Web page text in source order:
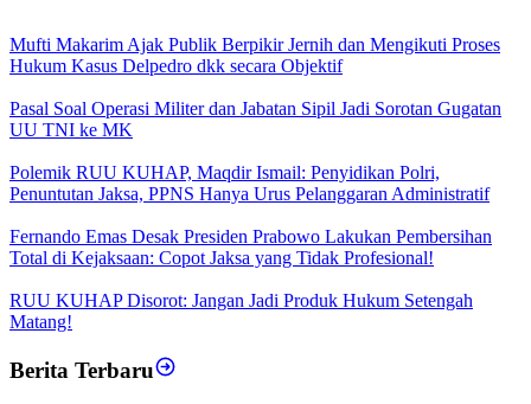
Mufti Makarim Ajak Publik Berpikir Jernih dan Mengikuti Proses
Hukum Kasus Delpedro dkk secara Objektif
Pasal Soal Operasi Militer dan Jabatan Sipil Jadi Sorotan Gugatan
UU TNI ke MK
Polemik RUU KUHAP, Maqdir Ismail: Penyidikan Polri,
Penuntutan Jaksa, PPNS Hanya Urus Pelanggaran Administratif
Fernando Emas Desak Presiden Prabowo Lakukan Pembersihan
Total di Kejaksaan: Copot Jaksa yang Tidak Profesional!
RUU KUHAP Disorot: Jangan Jadi Produk Hukum Setengah
Matang!
Berita Terbaru